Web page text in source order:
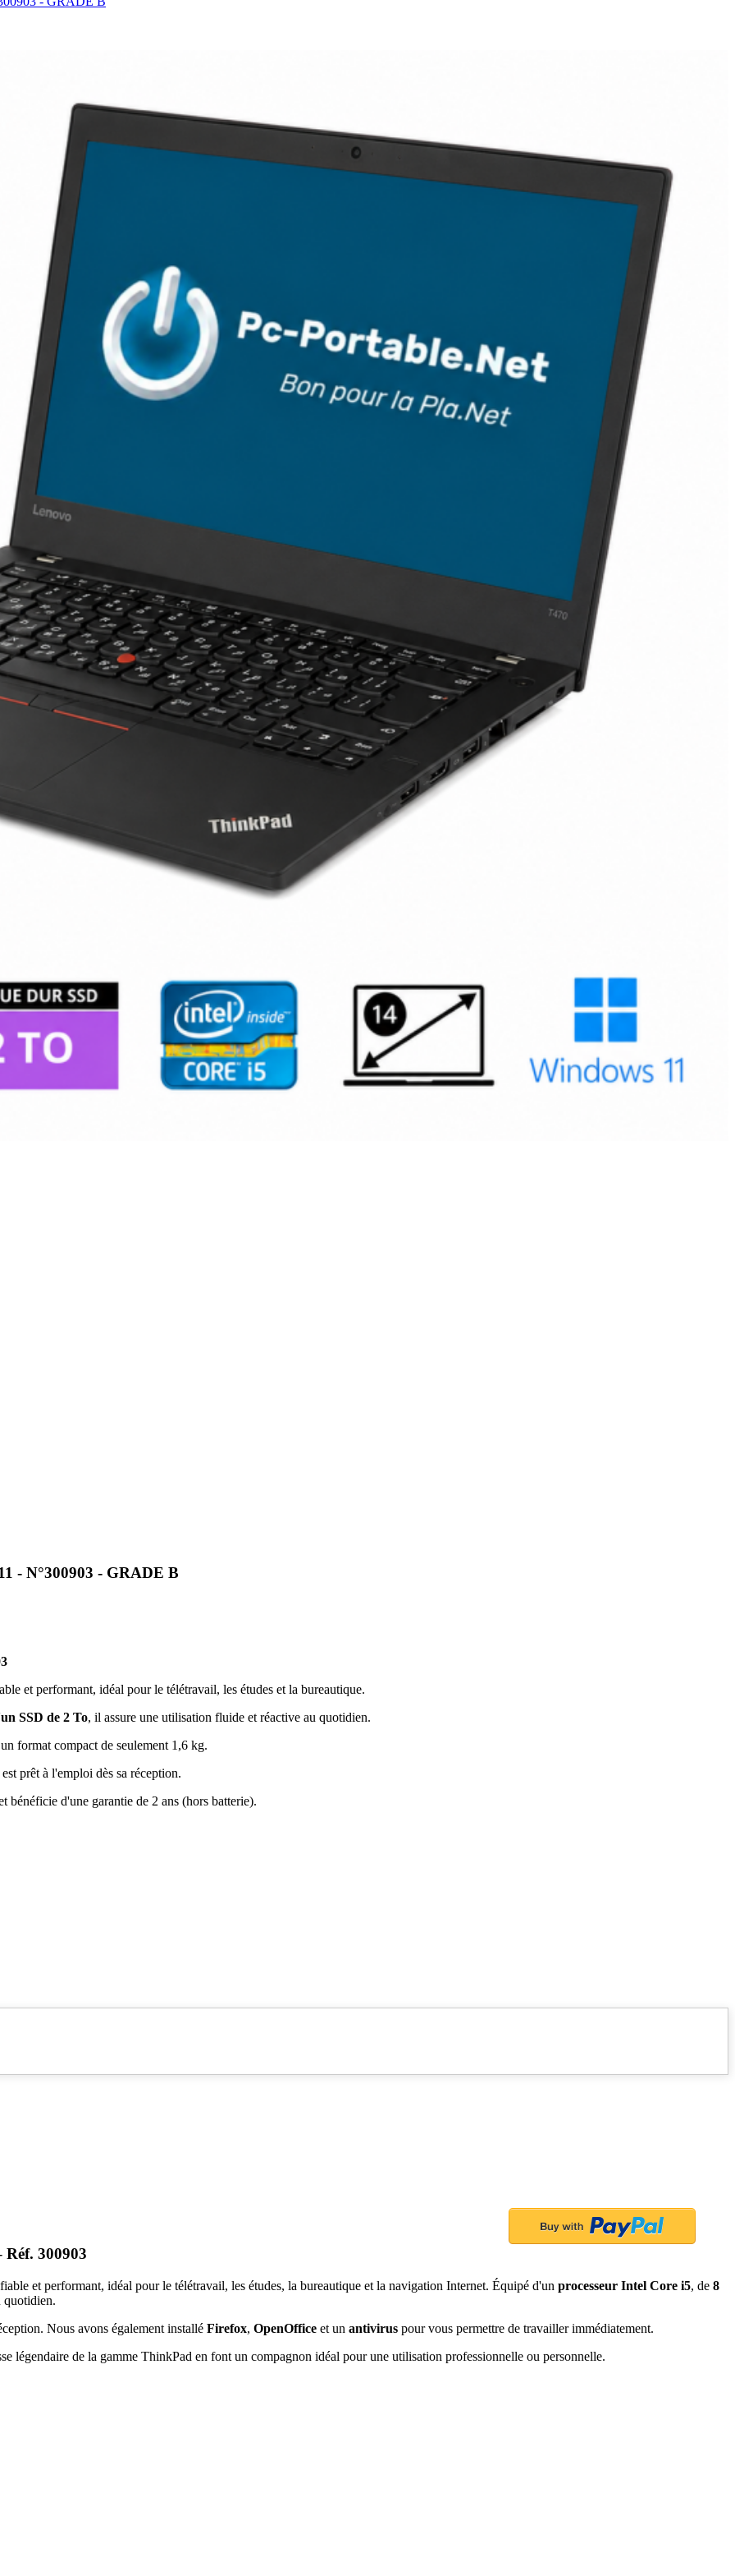
- N°300903 - GRADE B
et performant, idéal pour le télétravail, les études et la bureautique.
SSD de 2 To, il assure une utilisation fluide et réactive au quotidien.
format compact de seulement 1,6 kg.
prêt à l'emploi dès sa réception.
bénéficie d'une garantie de 2 ans (hors batterie).
300903
et performant, idéal pour le télétravail, les études, la bureautique et la navigation Internet. Équipé d'un processeur Intel Core i5, de 8
quotidien.
Nous avons également installé Firefox, OpenOffice et un antivirus pour vous permettre de travailler immédiatement.
légendaire de la gamme ThinkPad en font un compagnon idéal pour une utilisation professionnelle ou personnelle.